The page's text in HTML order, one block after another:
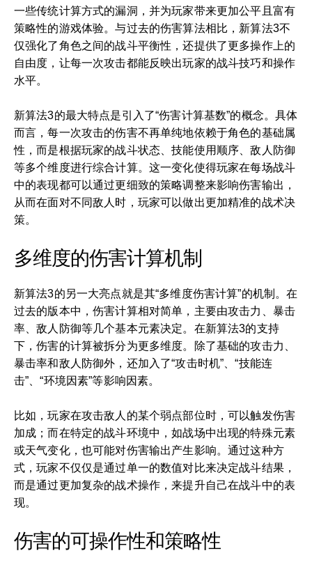
一些传统计算方式的漏洞，并为玩家带来更加公平且富有
策略性的游戏体验。与过去的伤害算法相比，新算法3不
仅强化了角色之间的战斗平衡性，还提供了更多操作上的
自由度，让每一次攻击都能反映出玩家的战斗技巧和操作
水平。
新算法3的最大特点是引入了“伤害计算基数”的概念。具体
而言，每一次攻击的伤害不再单纯地依赖于角色的基础属
性，而是根据玩家的战斗状态、技能使用顺序、敌人防御
等多个维度进行综合计算。这一变化使得玩家在每场战斗
中的表现都可以通过更细致的策略调整来影响伤害输出，
从而在面对不同敌人时，玩家可以做出更加精准的战术决
策。
多维度的伤害计算机制
新算法3的另一大亮点就是其“多维度伤害计算”的机制。在
过去的版本中，伤害计算相对简单，主要由攻击力、暴击
率、敌人防御等几个基本元素决定。在新算法3的支持
下，伤害的计算被拆分为更多维度。除了基础的攻击力、
暴击率和敌人防御外，还加入了“攻击时机”、“技能连
击”、“环境因素”等影响因素。
比如，玩家在攻击敌人的某个弱点部位时，可以触发伤害
加成；而在特定的战斗环境中，如战场中出现的特殊元素
或天气变化，也可能对伤害输出产生影响。通过这种方
式，玩家不仅仅是通过单一的数值对比来决定战斗结果，
而是通过更加复杂的战术操作，来提升自己在战斗中的表
现。
伤害的可操作性和策略性